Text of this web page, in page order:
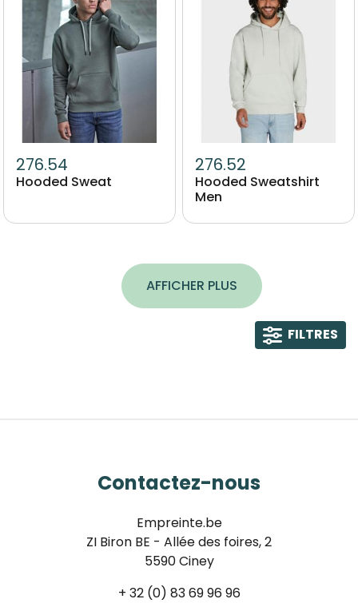
276.54
Hooded Sweat
276.52
Hooded Sweatshirt
Men
AFFICHER PLUS
FILTRES
Contactez-nous
Empreinte.be
ZI Biron BE - Allée des foires, 2
5590 Ciney
+ 32 (0) 83 69 96 96